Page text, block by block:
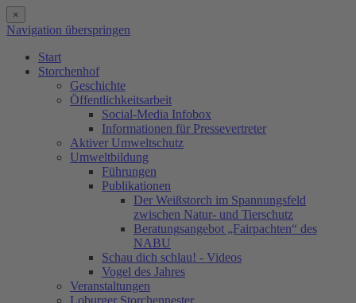
×
Navigation überspringen
Start
Storchenhof
Geschichte
Öffentlichkeitsarbeit
Social-Media Infobox
Informationen für Pressevertreter
Aktiver Umweltschutz
Umweltbildung
Führungen
Publikationen
Der Weißstorch im Spannungsfeld
zwischen Natur- und Tierschutz
Beratungsangebot „Fairpachten“ des
NABU
Schau dich schlau! - Videos
Vogel des Jahres
Veranstaltungen
Loburger Storchennester